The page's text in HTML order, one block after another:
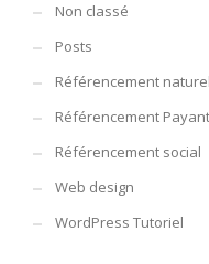
Non classé
Posts
Référencement naturel
Référencement Payant
Référencement social
Web design
WordPress Tutoriel